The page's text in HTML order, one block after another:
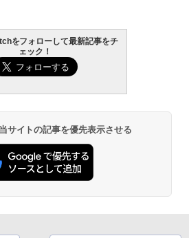
をフォローして最新記事をチ
ェック！
サイトの記事を優先表示させる